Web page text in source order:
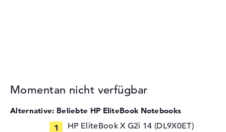
Momentan nicht verfügbar
Alternative: Beliebte HP EliteBook Notebooks
HP EliteBook X G2i 14 (DL9X0ET)